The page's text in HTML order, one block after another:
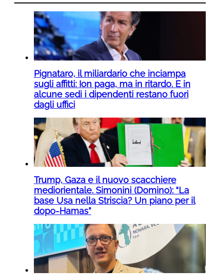
Pignataro, il miliardario che inciampa
sugli affitti: Ion paga, ma in ritardo. E in
alcune sedi i dipendenti restano fuori
dagli uffici
Trump, Gaza e il nuovo scacchiere
mediorientale. Simonini (Domino): “La
base Usa nella Striscia? Un piano per il
dopo-Hamas”